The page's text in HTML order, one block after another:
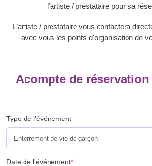
l’artiste / prestataire pour sa
L’artiste / prestataire vous contactera
avec vous les points d'organisation de
Acompte de réservation
Type de l'événement
Date de l'événement*